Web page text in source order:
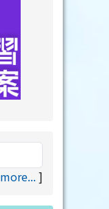
more... ]